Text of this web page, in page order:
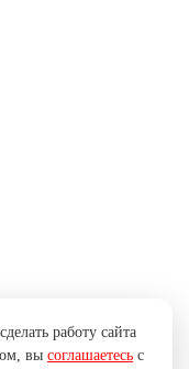
об ошибке
работу сайта
вы соглашаетесь с